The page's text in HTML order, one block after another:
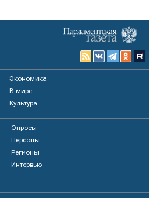
Экономика
В мире
Культура
Опросы
Персоны
Регионы
Интервью